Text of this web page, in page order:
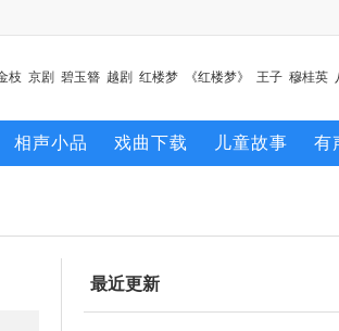
枝 京剧 碧玉簪 越剧 红楼梦 《红楼梦》 王子 穆桂英
相声小品 戏曲下载 儿童故事 有
最近更新